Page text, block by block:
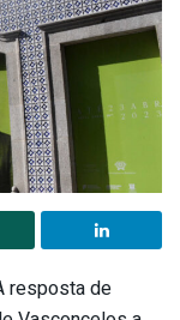
resposta de